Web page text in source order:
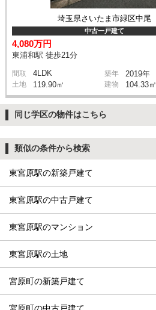
埼玉県さいたま市緑区中尾
中古一戸建て
4,080万円
東浦和駅 徒歩21分
間取 4LDK 築年 2019年
土地 119.90㎡ 建物 104.33㎡
同じ学区の物件はこちら
類似の条件から検索
東宮原駅の新築戸建て
東宮原駅の中古戸建て
東宮原駅のマンション
東宮原駅の土地
宮原町の新築戸建て